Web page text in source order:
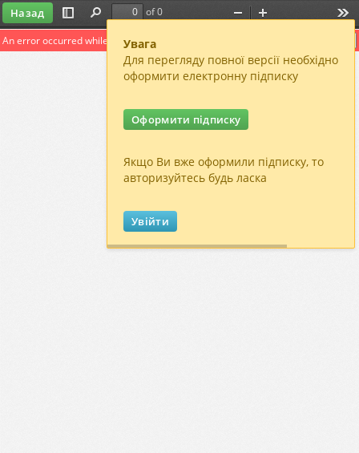
Назад
Toggle
Sidebar
Find
of 0
ZoomZoom
An error occurred while loading the PDF.
Увага
Для перегляду повної версії необхідно
оформити електронну підписку
Оформити підписку
Якщо Ви вже оформили підписку, то
авторизуйтесь будь ласка
Увійти